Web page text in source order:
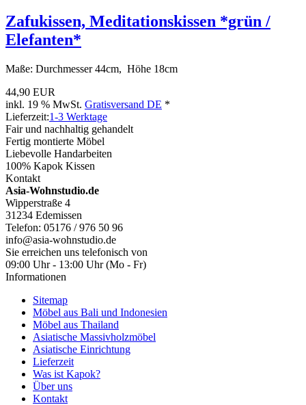
Zafukissen, Meditationskissen *grün /
Elefanten*
Maße: Durchmesser 44cm, Höhe 18cm
44,90 EUR
inkl. 19 % MwSt. Gratisversand DE *
Lieferzeit:1-3 Werktage
Fair und nachhaltig gehandelt
Fertig montierte Möbel
Liebevolle Handarbeiten
100% Kapok Kissen
Kontakt
Asia-Wohnstudio.de
Wipperstraße 4
31234 Edemissen
Telefon: 05176 / 976 50 96
info@asia-wohnstudio.de
Sie erreichen uns telefonisch von
09:00 Uhr - 13:00 Uhr (Mo - Fr)
Informationen
Sitemap
Möbel aus Bali und Indonesien
Möbel aus Thailand
Asiatische Massivholzmöbel
Asiatische Einrichtung
Lieferzeit
Was ist Kapok?
Über uns
Kontakt